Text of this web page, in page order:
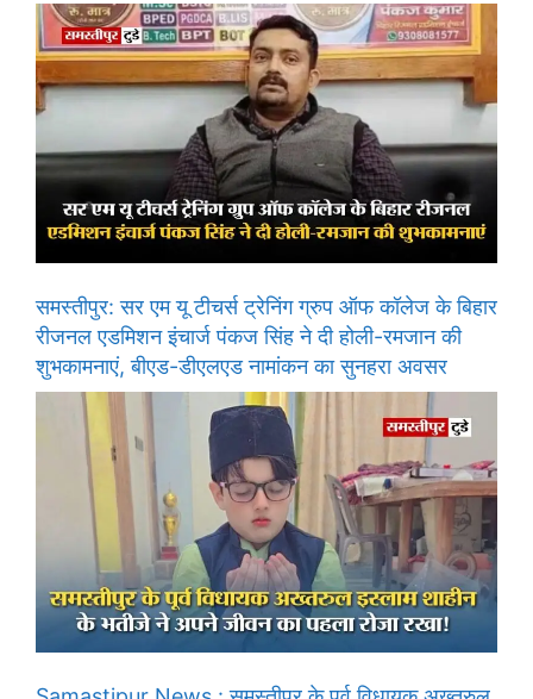
समस्तीपुर: सर एम यू टीचर्स ट्रेनिंग ग्रुप ऑफ कॉलेज के बिहार
रीजनल एडमिशन इंचार्ज पंकज सिंह ने दी होली-रमजान की
शुभकामनाएं, बीएड-डीएलएड नामांकन का सुनहरा अवसर